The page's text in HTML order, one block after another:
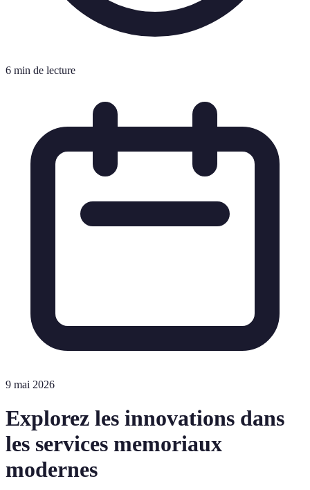
6 min de lecture
9 mai 2026
Explorez les innovations dans
les services memoriaux
modernes